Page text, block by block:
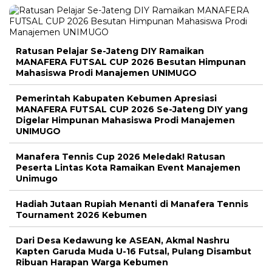
Ratusan Pelajar Se-Jateng DIY Ramaikan
MANAFERA FUTSAL CUP 2026 Besutan Himpunan
Mahasiswa Prodi Manajemen UNIMUGO
Pemerintah Kabupaten Kebumen Apresiasi
MANAFERA FUTSAL CUP 2026 Se-Jateng DIY yang
Digelar Himpunan Mahasiswa Prodi Manajemen
UNIMUGO
Manafera Tennis Cup 2026 Meledak! Ratusan
Peserta Lintas Kota Ramaikan Event Manajemen
Unimugo
Hadiah Jutaan Rupiah Menanti di Manafera Tennis
Tournament 2026 Kebumen
Dari Desa Kedawung ke ASEAN, Akmal Nashru
Kapten Garuda Muda U-16 Futsal, Pulang Disambut
Ribuan Harapan Warga Kebumen